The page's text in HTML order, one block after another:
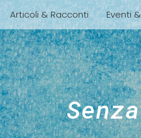
Articoli & Racconti Eventi